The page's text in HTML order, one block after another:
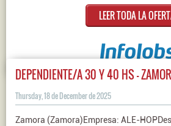
LEER TODA LA
DEPENDIENTE/A 30 Y 40 HS -
Thursday, 18 de December de 2025
Zamora (Zamora)Empresa: ALE-